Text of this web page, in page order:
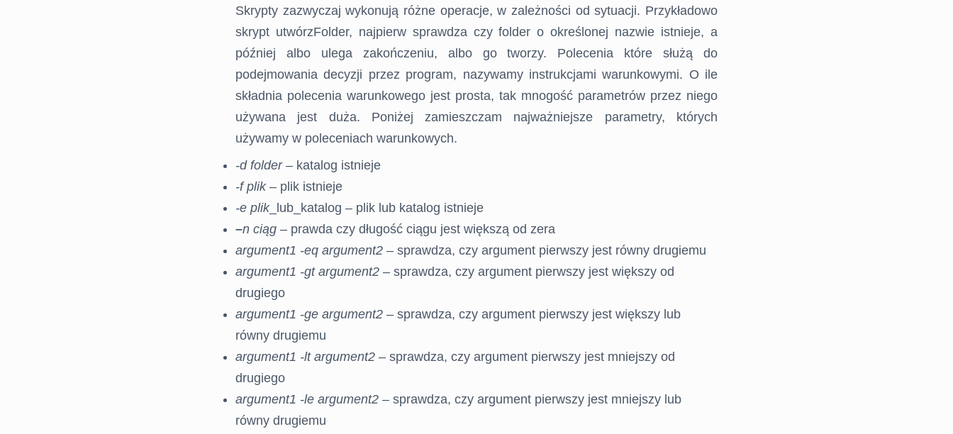
Skrypty zazwyczaj wykonują różne operacje, w zależności od sytuacji. Przykładowo
skrypt utwórzFolder, najpierw sprawdza czy folder o określonej nazwie istnieje, a
później albo ulega zakończeniu, albo go tworzy. Polecenia które służą do
podejmowania decyzji przez program, nazywamy instrukcjami warunkowymi. O ile
składnia polecenia warunkowego jest prosta, tak mnogość parametrów przez niego
używana jest duża. Poniżej zamieszczam najważniejsze parametry, których
używamy w poleceniach warunkowych.
-d folder– katalog istnieje
-f plik– plik istnieje
-e plik_lub_katalog – plik lub katalog istnieje
–n ciąg – prawda czy długość ciągu jest większą od zera
argument1 -eq argument2 – sprawdza, czy argument pierwszy jest równy drugiemu
argument1 -gt argument2 – sprawdza, czy argument pierwszy jest większy od
drugiego
argument1 -ge argument2 – sprawdza, czy argument pierwszy jest większy lub
równy drugiemu
argument1 -lt argument2 – sprawdza, czy argument pierwszy jest mniejszy od
drugiego
argument1 -le argument2 – sprawdza, czy argument pierwszy jest mniejszy lub
równy drugiemu